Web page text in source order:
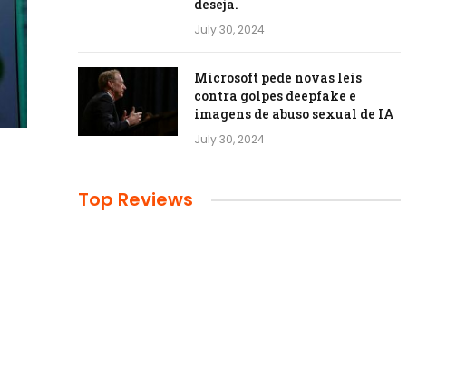
deseja.
July 30, 2024
Microsoft pede novas leis
contra golpes deepfake e
imagens de abuso sexual de IA
July 30, 2024
Top Reviews